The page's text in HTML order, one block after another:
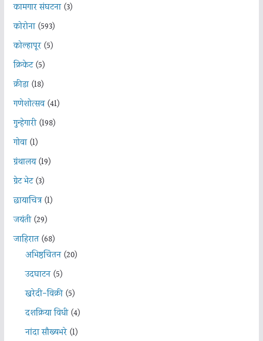
कामगार संघटना(3)
कोरोना(593)
कोल्हापूर(5)
क्रिकेट(5)
क्रीडा(18)
गणेशोत्सव(41)
गुन्हेगारी(198)
गोवा(1)
ग्रंथालय(19)
ग्रेट भेट(3)
छायाचित्र(1)
जयंती(29)
जाहिरात(68)
अभिष्ठचिंतन(20)
उदघाटन(5)
खरेदी-विक्री(5)
दशक्रिया विधी(4)
नांदा सौख्यभरे(1)